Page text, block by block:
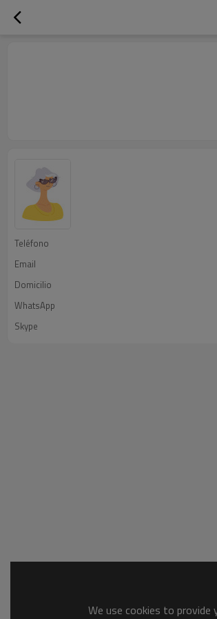
Teléfono
Email
Domicilio
WhatsApp
Skype
We use cookies to